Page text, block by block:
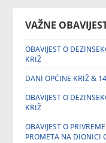
VAŽNE
OBAVIJEST O
KRIŽ
DANI OPĆINE KRIŽ &
OBAVIJEST O
KRIŽ
OBAVIJEST O
PROMETA NA DIONICI